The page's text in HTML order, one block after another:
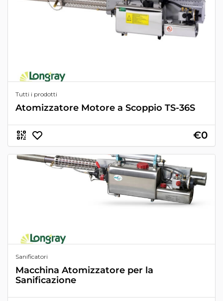
Tutti i prodotti
Atomizzatore Motore a Scoppio TS-36S
€0
Sanificatori
Macchina Atomizzatore per la
Sanificazione